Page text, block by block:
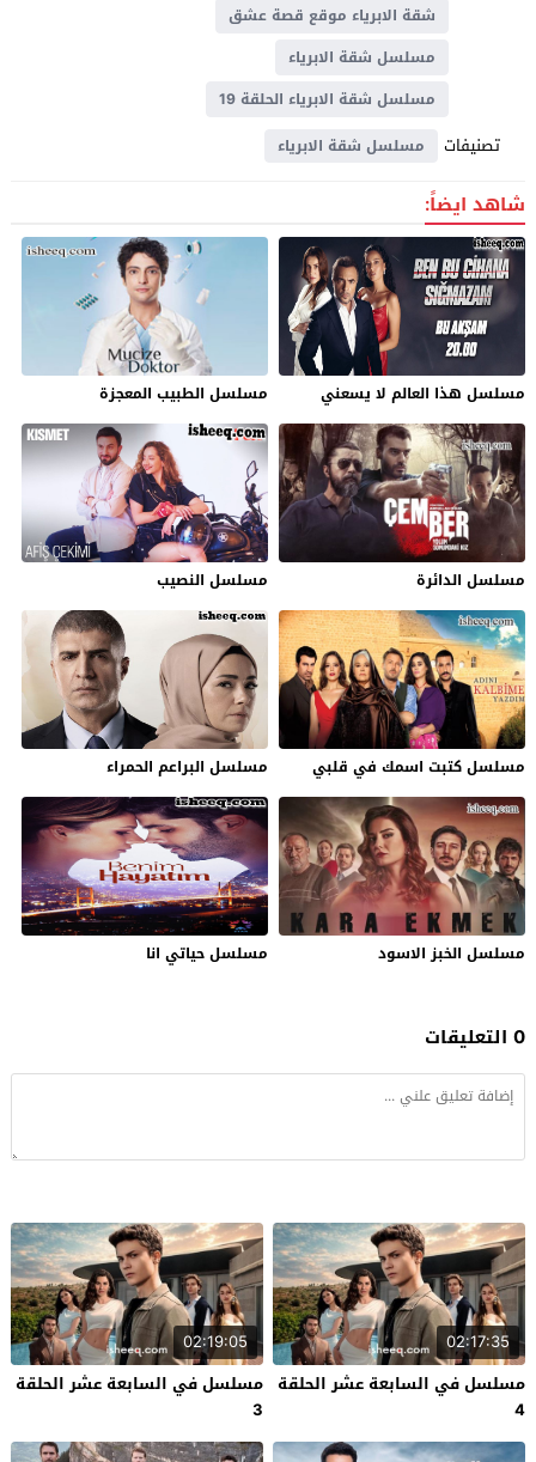
شقة الابرياء موقع قصة عشق
مسلسل شقة الابرياء
مسلسل شقة الابرياء الحلقة 19
تصنيفات مسلسل شقة الابرياء
شاهد ايضاً:
مسلسل ‏هذا العالم لا يسعني مسلسل الطبيب المعجزة
مسلسل الدائرة مسلسل النصيب
مسلسل كتبت اسمك في قلبي مسلسل البراعم الحمراء
مسلسل الخبز الاسود مسلسل حياتي انا
0 التعليقات
02:17:35
مسلسل في السابعة عشر الحلقة
4
02:19:05
مسلسل في السابعة عشر الحلقة
3